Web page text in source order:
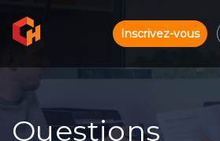
Inscrivez-vous
Questions